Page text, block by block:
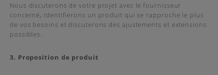
Nous discuterons de votre projet avec le fournisseur
concerné, identifierons un produit qui se rapproche le plus
de vos besoins et discuterons des ajustements et extensions
possibles.
3. Proposition de produit